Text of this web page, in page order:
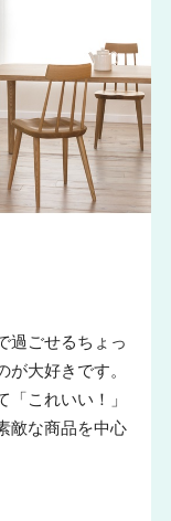
過ごせるちょっ
大好きです。
これいい！」
敵な商品を中心